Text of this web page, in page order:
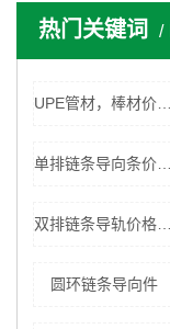
热门关键词
圆环链条导向件